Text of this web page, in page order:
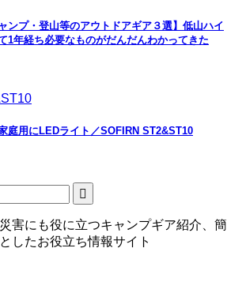
ンプ・登山等のアウトドアギア３選】低山ハイ
1年経ち必要なものがだんだんわかってきた
庭用にLEDライト／SOFIRN ST2&ST10
害にも役に立つキャンプギア紹介、簡
したお役立ち情報サイト